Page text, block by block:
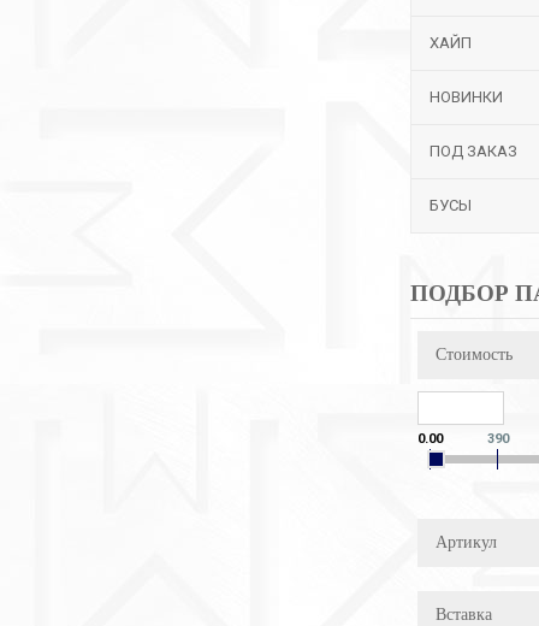
ХАЙП
НОВИНКИ
ПОД ЗАКАЗ
БУСЫ
ПОДБОР
Стоимость
0.00 390
Артикул
Вставка